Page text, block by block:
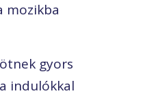
mozikba
gyors
indulókkal